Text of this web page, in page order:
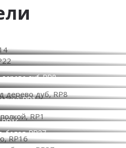
дуб, RP8
RP1
RP37